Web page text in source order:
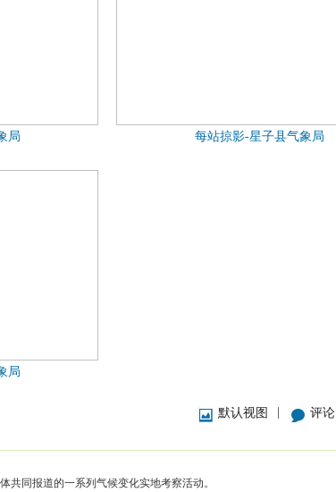
局 每站掠影-星子县气象局
局
默认视图 评论
共同报道的一系列气候变化实地考察活动。